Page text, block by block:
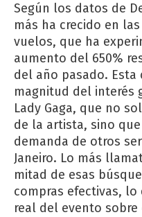
Según los datos de
más ha crecido en
vuelos, que ha
aumento del 650%
del año pasado. Esta
magnitud del interés
Lady Gaga, que no
de la artista, sino
demanda de otros
Janeiro. Lo más
mitad de esas
compras efectivas,
real del evento